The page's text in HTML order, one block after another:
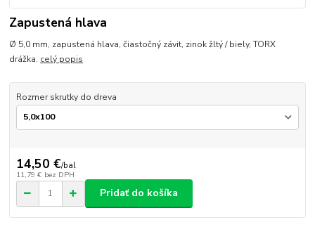
Zapustená hlava
Ø 5,0 mm, zapustená hlava, čiastočný závit, zinok žltý / biely, TORX
drážka. celý popis
Rozmer skrutky do dreva
14,50 €/bal
11,79 € bez DPH
Pridať do košíka